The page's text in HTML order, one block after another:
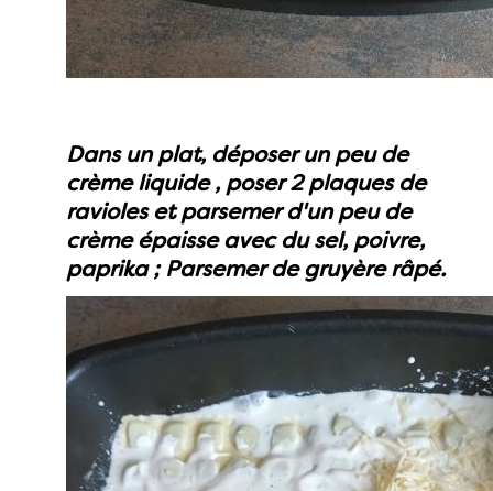
Dans un plat, déposer un peu de
crème liquide , poser 2 plaques de
ravioles et parsemer d'un peu de
crème épaisse avec du sel, poivre,
paprika ; Parsemer de gruyère râpé.